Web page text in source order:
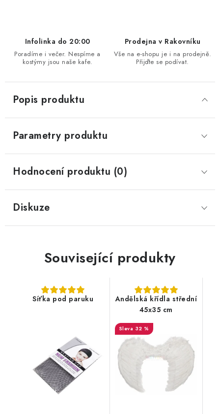
Infolinka do 20:00
Poradíme i večer. Nespíme a
kostýmy jsou naše kafe.
Prodejna v Rakovníku
Vše na e-shopu je i na prodejně.
Přijďte se podívat.
Popis produktu
Parametry produktu
Hodnocení produktu (0)
Diskuze
Související produkty
Síťka pod paruku
Andělská křídla střední
45x35 cm
32 %